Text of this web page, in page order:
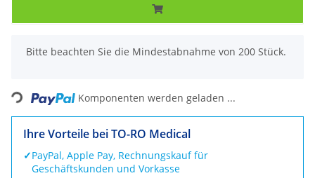
x
Bitte beachten Sie die Mindestabnahme von 200 Stück.
Loading... Komponenten werden geladen ...
Ihre Vorteile bei TO-RO Medical
✓PayPal, Apple Pay, Rechnungskauf für
Geschäftskunden und Vorkasse